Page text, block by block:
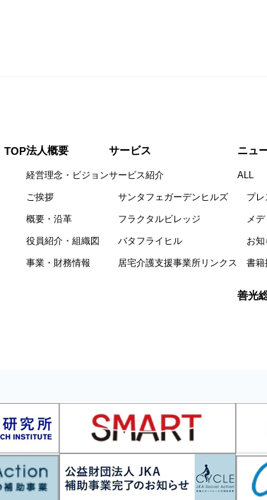
TOP法人概要
経営理念・ビジョン
ご挨拶
概要・沿革
役員紹介・組織図
事業・財務情報
サービス
サービス紹介
サンタフェガーデンヒルズ
フラクタルビレッジ
バタフライヒル
居宅介護支援事業所リンクス
ニュ
ALL
プレ
メデ
お知
書籍
善光